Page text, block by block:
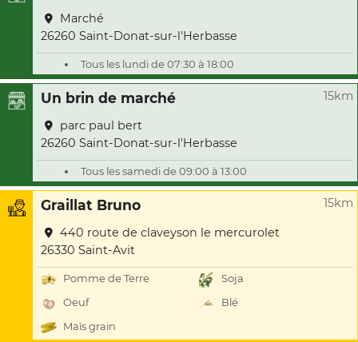
Marché
26260 Saint-Donat-sur-l'Herbasse
Tous les lundi de 07:30 à 18:00
Un brin de marché 15km
parc paul bert
26260 Saint-Donat-sur-l'Herbasse
Tous les samedi de 09:00 à 13:00
Graillat Bruno 15km
440 route de claveyson le mercurolet
26330 Saint-Avit
Pomme de Terre
Soja
Oeuf
Blé
Maïs grain